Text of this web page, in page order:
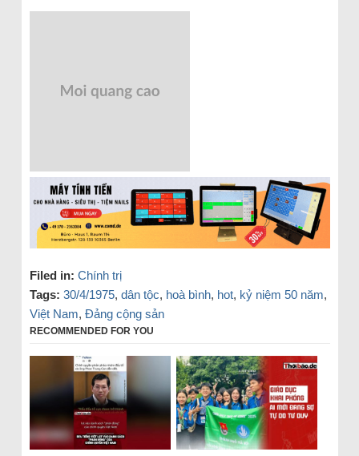
Filed in: Chính trị
Tags: 30/4/1975, dân tộc, hoà bình, hot, kỷ niệm 50 năm,
Việt Nam, Đảng cộng sản
RECOMMENDED FOR YOU